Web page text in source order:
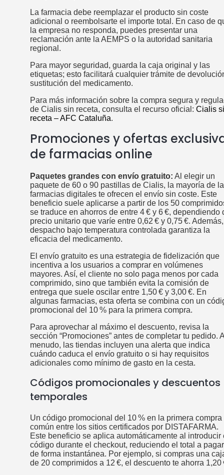
La farmacia debe reemplazar el producto sin coste
adicional o reembolsarte el importe total. En caso de
la empresa no responda, puedes presentar una
reclamación ante la AEMPS o la autoridad sanitaria
regional.
Para mayor seguridad, guarda la caja original y las
etiquetas; esto facilitará cualquier trámite de
sustitución del medicamento.
Para más información sobre la compra segura y
de Cialis sin receta, consulta el recurso oficial: Cialis
receta – AFC Cataluña.
Promociones y ofertas
de farmacias online
Paquetes grandes con envío gratuito: Al elegir un
paquete de 60 o 90 pastillas de Cialis, la mayoría de
farmacias digitales te ofrecen el envío sin coste. Este
beneficio suele aplicarse a partir de los 50
se traduce en ahorros de entre 4 € y 6 €, dependiendo
precio unitario que varíe entre 0,62 € y 0,75 €.
despacho bajo temperatura controlada garantiza la
eficacia del medicamento.
El envío gratuito es una estrategia de fidelización que
incentiva a los usuarios a comprar en volúmenes
mayores. Así, el cliente no solo paga menos por cada
comprimido, sino que también evita la comisión de
entrega que suele oscilar entre 1,50 € y 3,00 €. En
algunas farmacias, esta oferta se combina con un
promocional del 10 % para la primera compra.
Para aprovechar al máximo el descuento, revisa la
sección “Promociones” antes de completar tu pedido. A
menudo, las tiendas incluyen una alerta que indica
cuándo caduca el envío gratuito o si hay requisitos
adicionales como mínimo de gasto en la cesta.
Códigos promocionales y descuentos
temporales
Un código promocional del 10 % en la primera compra
común entre los sitios certificados por DISTAFARMA.
Este beneficio se aplica automáticamente al introducir
código durante el checkout, reduciendo el total a pagar
de forma instantánea. Por ejemplo, si compras una
de 20 comprimidos a 12 €, el descuento te ahorra 1,20